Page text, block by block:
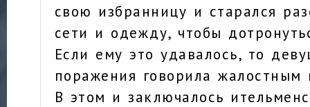
свою избранницу и старался
сети и одежду, чтобы
Если ему это удавалось, то
поражения говорила жалостным
В этом и заключалось